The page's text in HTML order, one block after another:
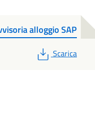
alloggio SAP
PDF
Scarica